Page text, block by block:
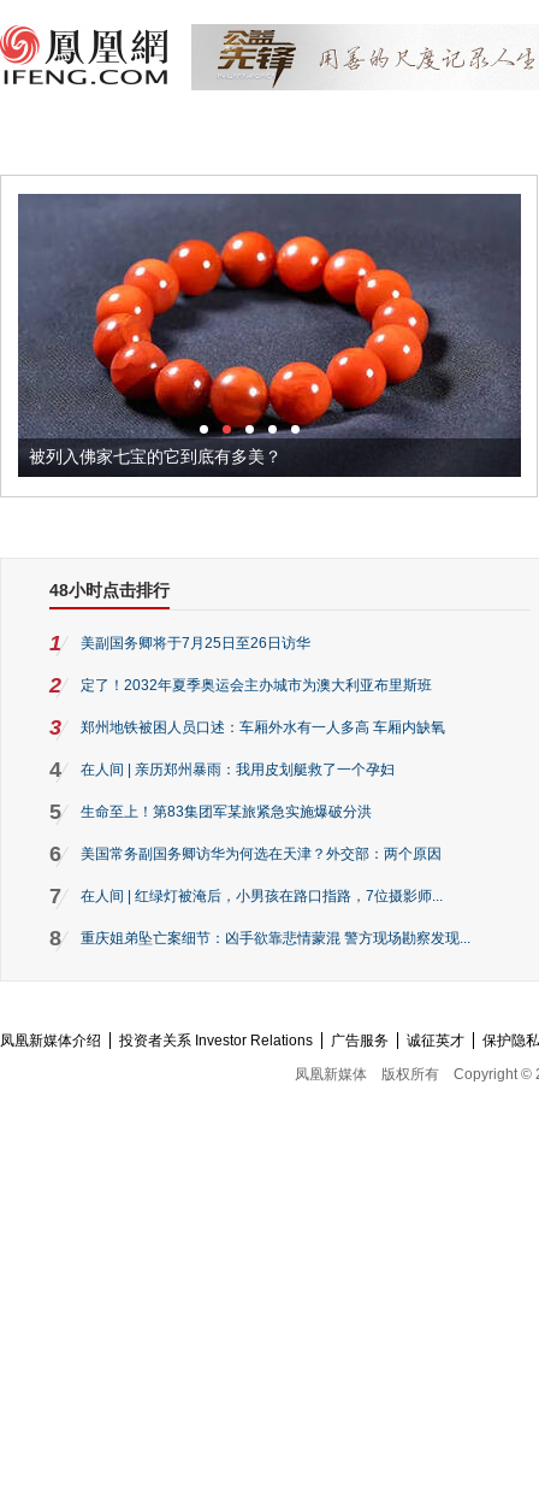
被列入佛家七宝的它到底有多美？
48小时点击排行
1 美副国务卿将于7月25日至26日访华
2 定了！2032年夏季奥运会主办城市为澳大利亚布里斯班
3 郑州地铁被困人员口述：车厢外水有一人多高 车厢内缺氧
4 在人间 | 亲历郑州暴雨：我用皮划艇救了一个孕妇
5 生命至上！第83集团军某旅紧急实施爆破分洪
6 美国常务副国务卿访华为何选在天津？外交部：两个原因
7 在人间 | 红绿灯被淹后，小男孩在路口指路，7位摄影师...
8 重庆姐弟坠亡案细节：凶手欲靠悲情蒙混 警方现场勘察发现...
凤凰新媒体介绍 投资者关系 Investor Relations 广告服务 诚征英才
保护隐
凤凰新媒体
版权所有 Copyright ©